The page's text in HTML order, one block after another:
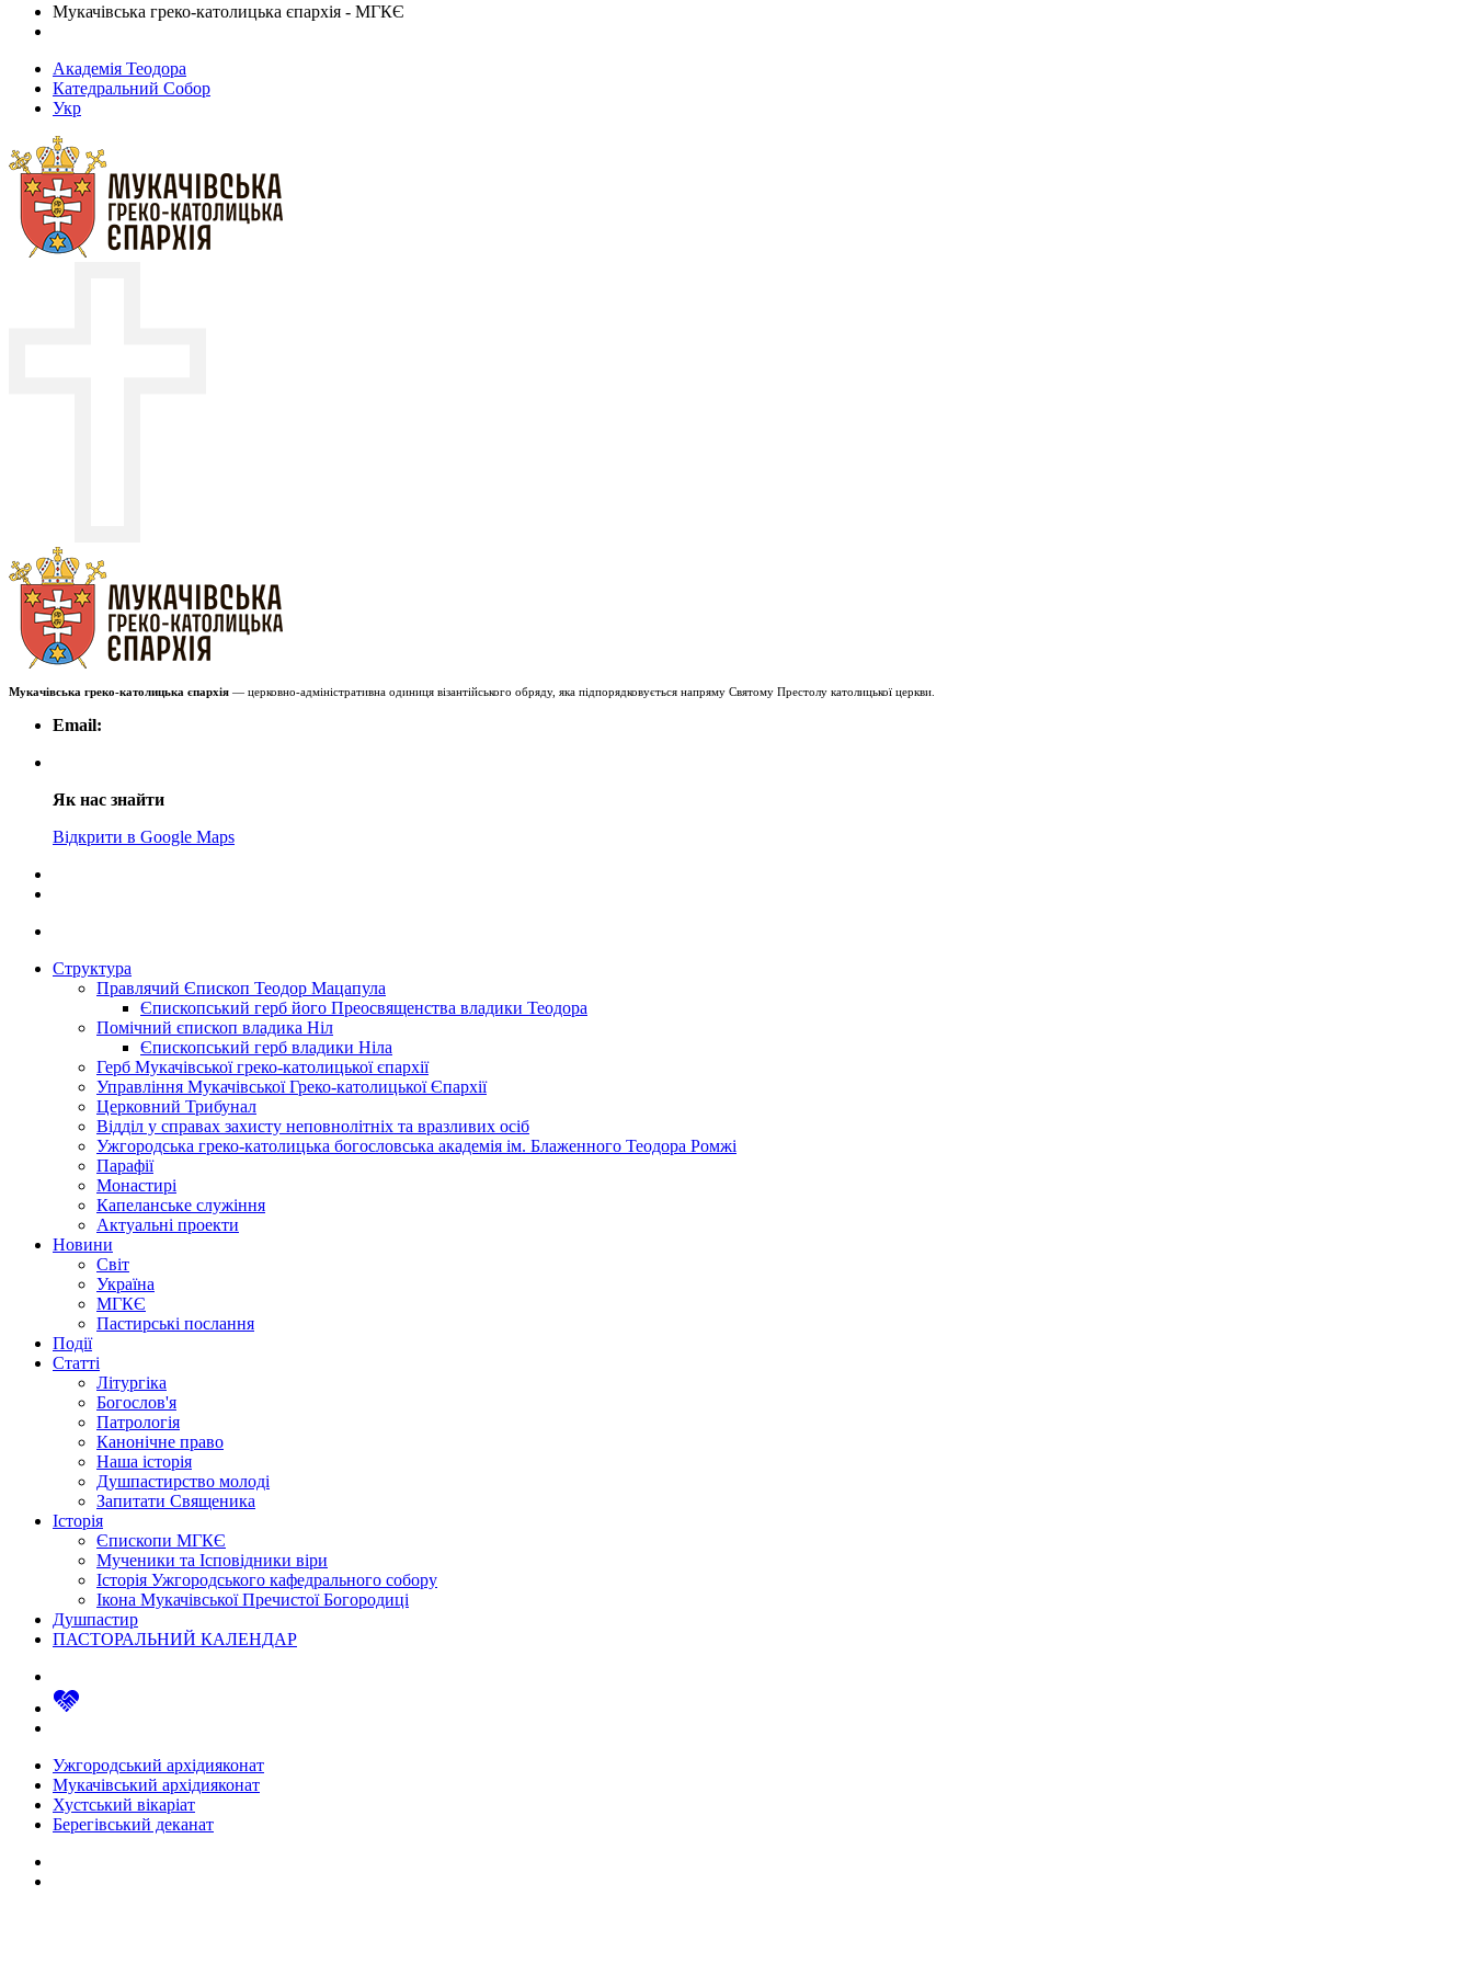
Мукачівська греко-католицька єпархія - МГКЄ
Академія Теодора
Катедральний Собор
Укр
Мукачівська греко-католицька єпархія — церковно-адміністративна одиниця візантійського обряду, яка підпорядковується напряму Святому Престолу католицької церкви.
Email:
Як нас знайти
Відкрити в Google Maps
Структура
Правлячий Єпископ Теодор Мацапула
Єпископський герб його Преосвященства владики Теодора
Помічний єпископ владика Ніл
Єпископський герб владики Ніла
Герб Мукачівської греко-католицької єпархії
Управління Мукачівської Греко-католицької Єпархії
Церковний Трибунал
Відділ у справах захисту неповнолітніх та вразливих осіб
Ужгородська греко-католицька богословська академія ім. Блаженного Теодора Ромжі
Парафії
Монастирі
Капеланське служіння
Актуальні проекти
Новини
Світ
Україна
МГКЄ
Пастирські послання
Події
Статті
Літургіка
Богослов'я
Патрологія
Канонічне право
Наша історія
Душпастирство молоді
Запитати Священика
Історія
Єпископи МГКЄ
Мученики та Ісповідники віри
Історія Ужгородського кафедрального собору
Ікона Мукачівської Пречистої Богородиці
Душпастир
ПАСТОРАЛЬНИЙ КАЛЕНДАР
Ужгородський архідияконат
Мукачівський архідияконат
Хустський вікаріат
Берегівський деканат